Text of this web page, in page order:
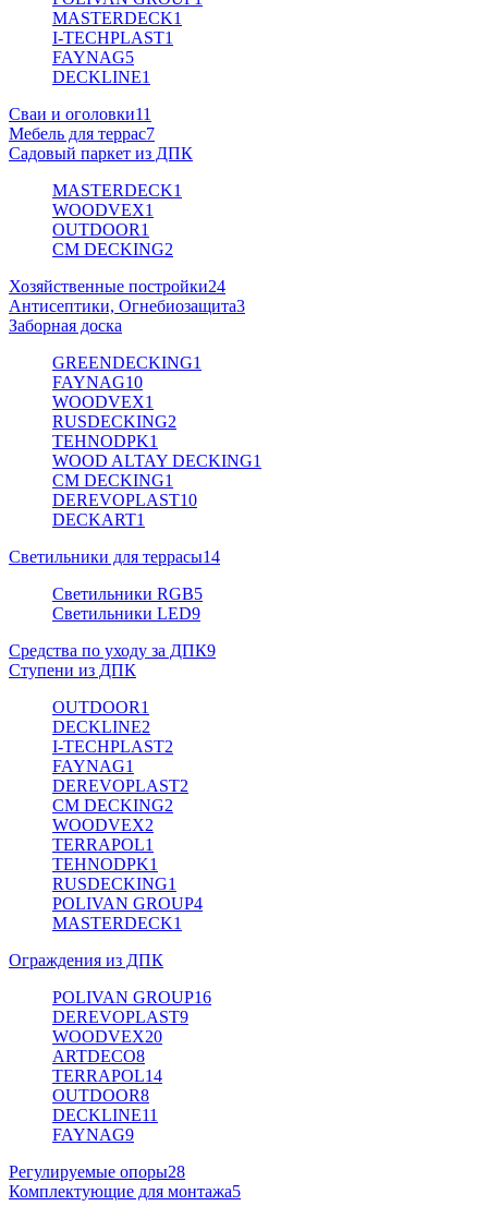
MASTERDECK1
I-TECHPLAST1
FAYNAG5
DECKLINE1
Сваи и оголовки11
Мебель для террас7
Садовый паркет из ДПК
MASTERDECK1
WOODVEX1
OUTDOOR1
CM DECKING2
Хозяйственные постройки24
Антисептики, Огнебиозащита3
Заборная доска
GREENDECKING1
FAYNAG10
WOODVEX1
RUSDECKING2
TEHNODPK1
WOOD ALTAY DECKING1
CM DECKING1
DEREVOPLAST10
DECKART1
Светильники для террасы14
Светильники RGB5
Светильники LED9
Средства по уходу за ДПК9
Ступени из ДПК
OUTDOOR1
DECKLINE2
I-TECHPLAST2
FAYNAG1
DEREVOPLAST2
CM DECKING2
WOODVEX2
TERRAPOL1
TEHNODPK1
RUSDECKING1
POLIVAN GROUP4
MASTERDECK1
Ограждения из ДПК
POLIVAN GROUP16
DEREVOPLAST9
WOODVEX20
ARTDECO8
TERRAPOL14
OUTDOOR8
DECKLINE11
FAYNAG9
Регулируемые опоры28
Комплектующие для монтажа5